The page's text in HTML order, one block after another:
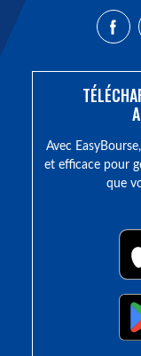
Avec
et efficace pour
que